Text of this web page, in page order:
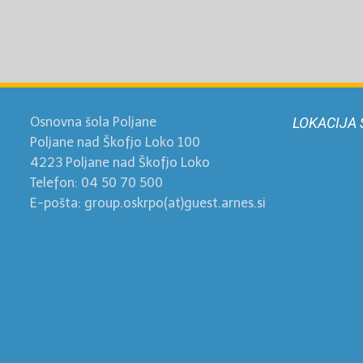
Osnovna šola Poljane
Poljane nad Škofjo Loko 100
4223 Poljane nad Škofjo Loko
Telefon: 04 50 70 500
E-pošta: group.oskrpo(at)guest.arnes.si
LOKACIJA